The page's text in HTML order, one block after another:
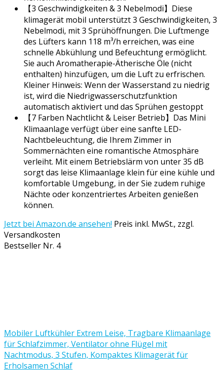
【3 Geschwindigkeiten & 3 Nebelmodi】Diese
klimagerät mobil unterstützt 3 Geschwindigkeiten, 3
Nebelmodi, mit 3 Sprühöffnungen. Die Luftmenge
des Lüfters kann 118 m³/h erreichen, was eine
schnelle Abkühlung und Befeuchtung ermöglicht.
Sie auch Aromatherapie-Ätherische Öle (nicht
enthalten) hinzufügen, um die Luft zu erfrischen.
Kleiner Hinweis: Wenn der Wasserstand zu niedrig
ist, wird die Niedrigwasserschutzfunktion
automatisch aktiviert und das Sprühen gestoppt
【7 Farben Nachtlicht & Leiser Betrieb】Das Mini
Klimaanlage verfügt über eine sanfte LED-
Nachtbeleuchtung, die Ihrem Zimmer in
Sommernächten eine romantische Atmosphäre
verleiht. Mit einem Betriebslärm von unter 35 dB
sorgt das leise Klimaanlage klein für eine kühle und
komfortable Umgebung, in der Sie zudem ruhige
Nächte oder konzentriertes Arbeiten genießen
können.
Jetzt bei Amazon.de ansehen! Preis inkl. MwSt., zzgl.
Versandkosten
Bestseller Nr. 4
Mobiler Luftkühler Extrem Leise, Tragbare Klimaanlage
für Schlafzimmer, Ventilator ohne Flügel mit
Nachtmodus, 3 Stufen, Kompaktes Klimagerät für
Erholsamen Schlaf